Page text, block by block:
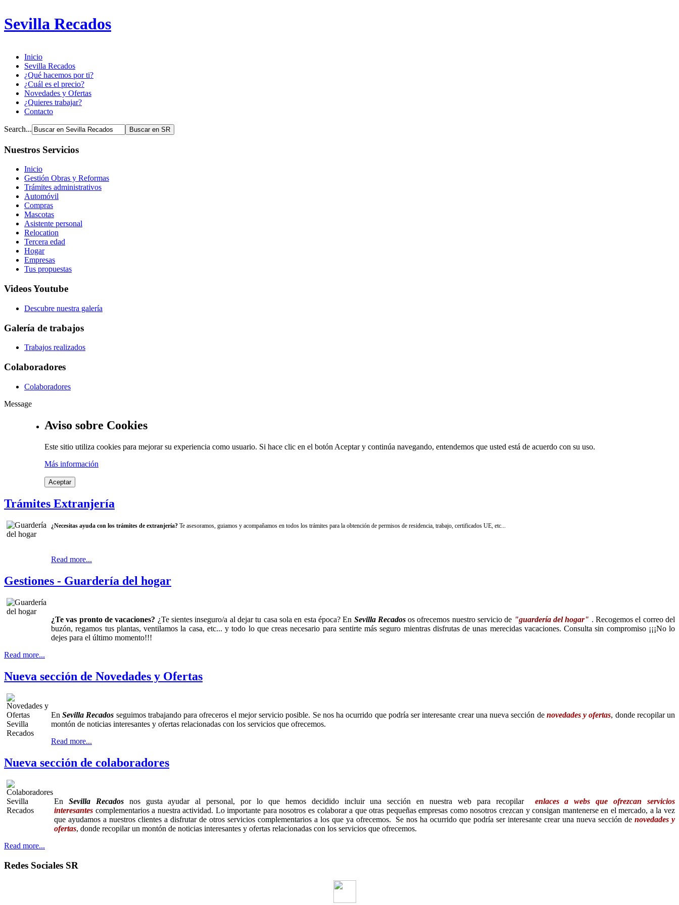
Sevilla Recados
Inicio
Sevilla Recados
¿Qué hacemos por ti?
¿Cuál es el precio?
Novedades y Ofertas
¿Quieres trabajar?
Contacto
Search...
Nuestros Servicios
Inicio
Gestión Obras y Reformas
Trámites administrativos
Automóvil
Compras
Mascotas
Asistente personal
Relocation
Tercera edad
Hogar
Empresas
Tus propuestas
Videos Youtube
Descubre nuestra galería
Galería de trabajos
Trabajos realizados
Colaboradores
Colaboradores
Message
Aviso sobre Cookies
Este sitio utiliza cookies para mejorar su experiencia como usuario. Si hace clic en el botón Aceptar y continúa navegando, entendemos que usted está de acuerdo con su uso.
Más información
Aceptar
Trámites Extranjería
¿Necesitas ayuda con los trámites de extranjería? Te asesoramos, guiamos y acompañamos en todos los trámites para la obtención de permisos de residencia, trabajo, certificados UE, etc...
Read more...
Gestiones - Guardería del hogar
¿Te vas pronto de vacaciones? ¿Te sientes inseguro/a al dejar tu casa sola en esta época? En Sevilla Recadosos ofrecemos nuestro servicio de "guardería del hogar" . Recogemos el correo del
buzón, regamos tus plantas, ventilamos la casa, etc... y todo lo que creas necesario para sentirte más seguro mientras disfrutas de unas merecidas vacaciones. Consulta sin compromiso ¡¡¡No lo
dejes para el último momento!!!
Read more...
Nueva sección de Novedades y Ofertas
EnSevilla Recados seguimos trabajando para ofreceros el mejor servicio posible. Se nos ha ocurrido que podría ser interesante crear una nueva sección denovedades y ofertas, donde recopilar un
montón de noticias interesantes y ofertas relacionadas con los servicios que ofrecemos.
Read more...
Nueva sección de colaboradores
En Sevilla Recadosnos gusta ayudar al personal, por lo que hemos decidido incluir una sección en nuestra web para recopilar
enlaces a webs que ofrezcan servicios
interesantes complementarios a nuestra actividad. Lo importante para nosotros es colaborar a que otras pequeñas empresas como nosotros crezcan y consigan mantenerse en el mercado, a la vez
que ayudamos a nuestros clientes a disfrutar de otros servicios complementarios a los que ya ofrecemos. Se nos ha ocurrido que podría ser interesante crear una nueva sección de novedades y
ofertas, donde recopilar un montón de noticias interesantes y ofertas relacionadas con los servicios que ofrecemos.
Read more...
Redes Sociales SR